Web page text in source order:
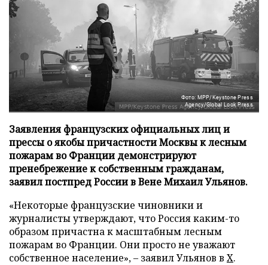
Фото: MPP/Keystone Press
Agency/Global Look Press
Заявления французских официальных лиц и
прессы о якобы причастности Москвы к лесным
пожарам во Франции демонстрируют
пренебрежение к собственным гражданам,
заявил постпред России в Вене Михаил Ульянов.
«Некоторые французские чиновники и
журналисты утверждают, что Россия каким-то
образом причастна к масштабным лесным
пожарам во Франции. Они просто не уважают
собственное население», – заявил Ульянов в X.